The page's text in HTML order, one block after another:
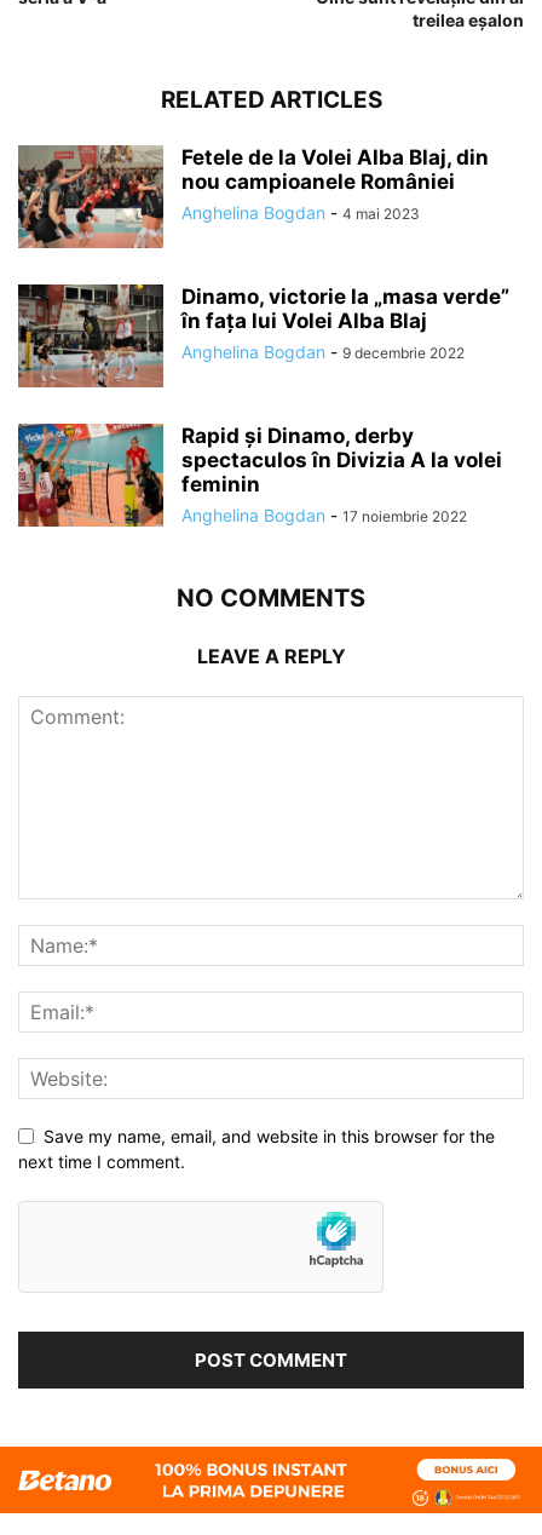
treilea eșalon
RELATED ARTICLES
Fetele de la Volei Alba Blaj, din
nou campioanele României
Anghelina Bogdan - 4 mai 2023
Dinamo, victorie la „masa verde”
în fața lui Volei Alba Blaj
Anghelina Bogdan - 9 decembrie 2022
Rapid și Dinamo, derby
spectaculos în Divizia A la volei
feminin
Anghelina Bogdan - 17 noiembrie 2022
NO COMMENTS
LEAVE A REPLY
Save my name, email, and website in this browser for the
next time I comment.